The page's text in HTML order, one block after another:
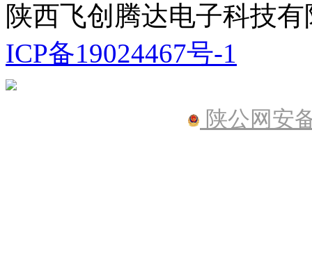
陕西飞创腾达电子科技
ICP备19024467号-1
陕公网安